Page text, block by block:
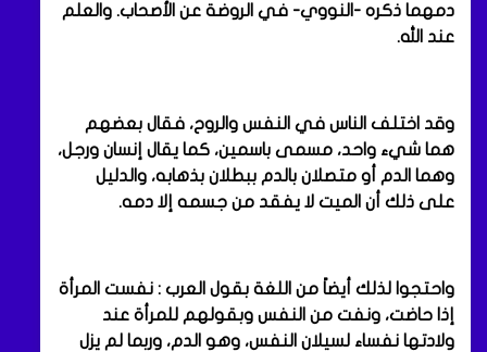
دمهما ذكره -النووي- في الروضة عن الأصحاب. والعلم
عند الله.
وقد اختلف الناس في النفس والروح، فقال بعضهم
هما شيء واحد، مسمى باسمين، كما يقال إنسان ورجل،
وهما الدم أو متصلان بالدم ببطلان بذهابه، والدليل
على ذلك أن الميت لا يفقد من جسمه إلا دمه.
واحتجوا لذلك أيضاً من اللغة بقول العرب : نفست المرأة
إذا حاضت، ونفت من النفس وبقولهم للمرأة عند
ولادتها نفساء لسيلان النفس، وهو الدم، وربما لم يزل